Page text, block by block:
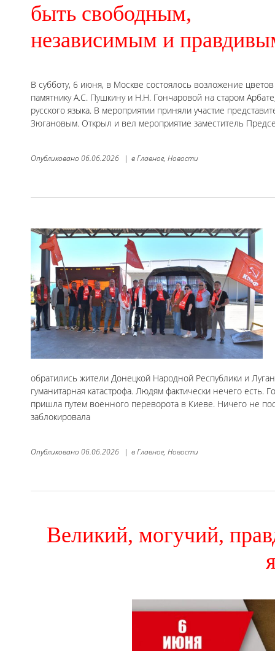
быть свободным,
независимым и
В субботу, 6 июня, в Москве состоялось возложение цветов
памятнику А.С. Пушкину и Н.Н. Гончаровой на старом
русского языка. В мероприятии приняли участие
Зюгановым. Открыл и вел мероприятие заместитель
Опубликовано 06.06.2026 | вГлавное, Новости
обратились жители Донецкой Народной Республики и
гуманитарная катастрофа. Людям фактически нечего есть.
пришла путем военного переворота в Киеве. Ничего не
заблокировала
Опубликовано 06.06.2026 | вГлавное, Новости
Великий, могучий,